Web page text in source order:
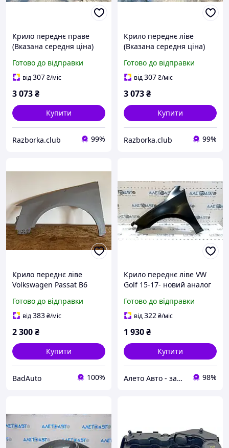
Крило переднє праве
(Вказана середня ціна)
запиту в менеджера
2003-2015 VW T5
Готово до відправки
від307₴/міс
3 073₴
Купити
Razborka.club 99%
Крило переднє ліве
(Вказана середня ціна)
запиту в менеджера
2003-2015 VW T5
Готово до відправки
від307₴/міс
3 073₴
Купити
Razborka.club 99%
Крило переднє ліве
Volkswagen Passat B6
Готово до відправки
від383₴/міс
2 300₴
Купити
BadAuto 100%
Крило переднє ліве VW
Golf 15-17- новий аналог
Готово до відправки
від322₴/міс
1 930₴
Купити
Алето Авто - запчастини на авто зі США 98%